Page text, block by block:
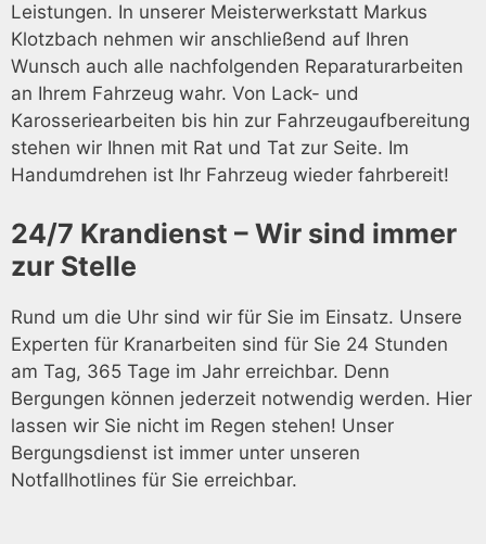
Leistungen. In unserer Meisterwerkstatt Markus
Klotzbach nehmen wir anschließend auf Ihren
Wunsch auch alle nachfolgenden Reparaturarbeiten
an Ihrem Fahrzeug wahr. Von Lack- und
Karosseriearbeiten bis hin zur Fahrzeugaufbereitung
stehen wir Ihnen mit Rat und Tat zur Seite. Im
Handumdrehen ist Ihr Fahrzeug wieder fahrbereit!
24/7 Krandienst – Wir sind immer
zur Stelle
Rund um die Uhr sind wir für Sie im Einsatz. Unsere
Experten für Kranarbeiten sind für Sie 24 Stunden
am Tag, 365 Tage im Jahr erreichbar. Denn
Bergungen können jederzeit notwendig werden. Hier
lassen wir Sie nicht im Regen stehen! Unser
Bergungsdienst ist immer unter unseren
Notfallhotlines für Sie erreichbar.